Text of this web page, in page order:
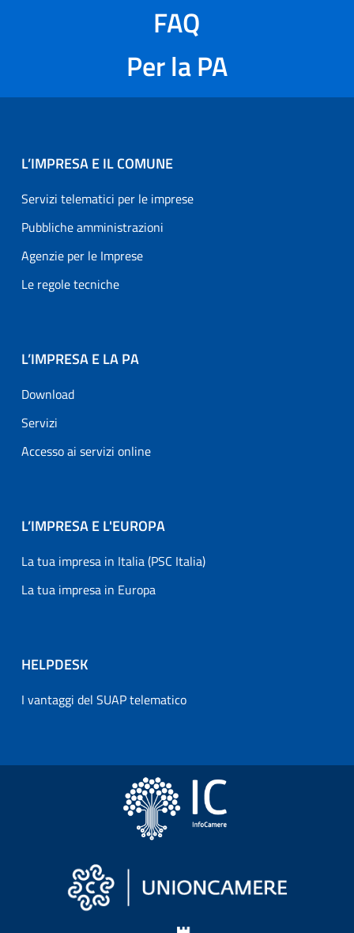
FAQ
Per la PA
L’IMPRESA E IL COMUNE
Servizi telematici per le imprese
Pubbliche amministrazioni
Agenzie per le Imprese
Le regole tecniche
L’IMPRESA E LA PA
Download
Servizi
Accesso ai servizi online
L’IMPRESA E L'EUROPA
La tua impresa in Italia (PSC Italia)
La tua impresa in Europa
HELPDESK
I vantaggi del SUAP telematico